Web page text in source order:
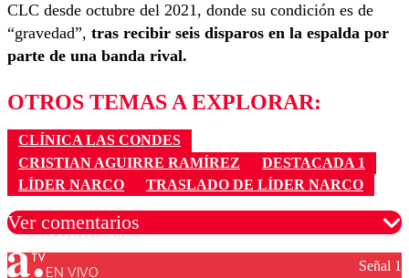
CLC desde octubre del 2021, donde su condición es de
“gravedad”, tras recibir seis disparos en la espalda por
parte de una banda rival.
OTROS TEMAS A EXPLORAR:
CLÍNICA LAS CONDES
CRISTIAN AGUIRRE RAMÍREZ
DESTACADA 1
LÍDER NARCO
TRASLADO DE LÍDER NARCO
Ver comentarios
EN VIVO Señal 1